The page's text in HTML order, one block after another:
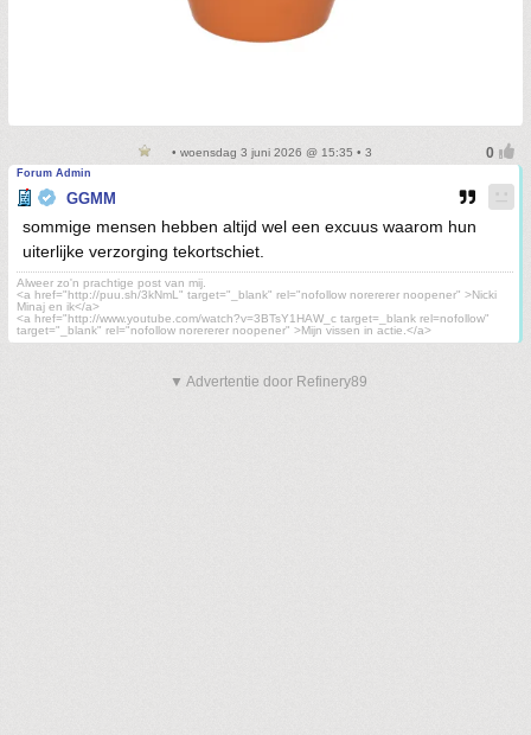
• woensdag 3 juni 2026 @ 15:35 • 3
Forum Admin
GGMM
sommige mensen hebben altijd wel een excuus waarom hun
uiterlijke verzorging tekortschiet.
Alweer zo'n prachtige post van mij.
<a href="http://puu.sh/3kNmL" target="_blank" rel="nofollow norererer noopener" >Nicki
Minaj en ik</a>
<a href="http://www.youtube.com/watch?v=3BTsY1HAW_c target=_blank rel=nofollow"
target="_blank" rel="nofollow norererer noopener" >Mijn vissen in actie.</a>
▼ Advertentie door Refinery89